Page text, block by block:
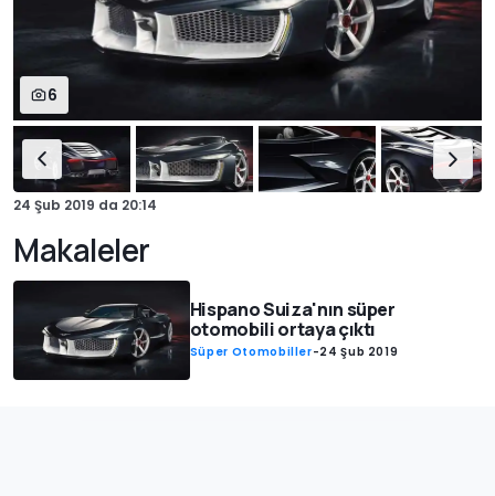
6
24 Şub 2019 da 20:14
Makaleler
Hispano Suiza'nın süper
otomobili ortaya çıktı
Süper Otomobiller-24 Şub 2019